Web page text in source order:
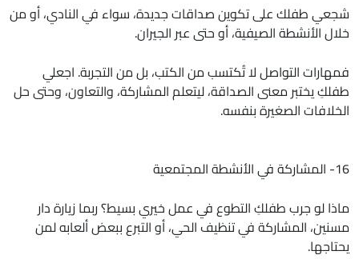
شجعي طفلك على تكوين صداقات جديدة، سواء في النادي، أو من
خلال الأنشطة الصيفية، أو حتى عبر الجيران.
فمهارات التواصل لا تُكتسب من الكتب، بل من التجربة. اجعلي
طفلكِ يختبر معنى الصداقة، ليتعلم المشاركة، والتعاون، وحتى حل
الخلافات الصغيرة بنفسه.
16- المشاركة في الأنشطة المجتمعية
ماذا لو جرب طفلكِ التطوع في عمل خيري بسيط؟ ربما زيارة دار
مسنين، المشاركة في تنظيف الحي، أو التبرع ببعض ألعابه لمن
يحتاجها.